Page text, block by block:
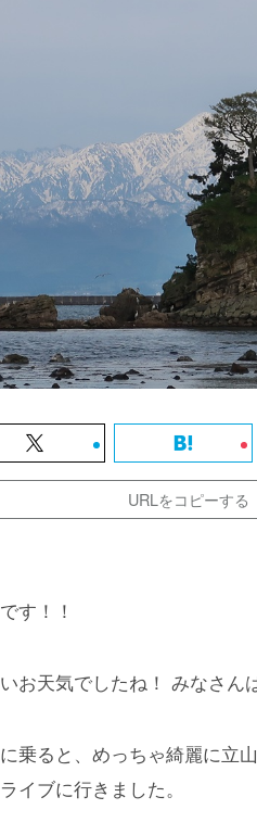
URLをコピーする
す！！
お天気でしたね！ みなさん
乗ると、めっちゃ綺麗に立
イブに行きました。